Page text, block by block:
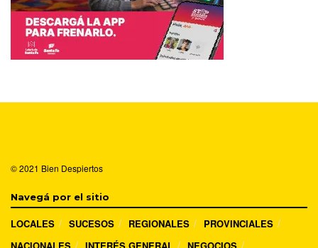
© 2021 Bien Despiertos
Navegá por el sitio
LOCALES SUCESOS REGIONALES
PROVINCIALES